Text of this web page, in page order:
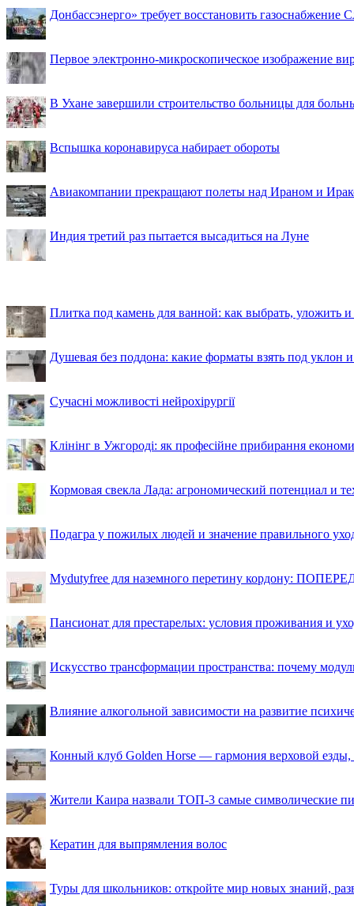
Донбассэнерго» требует восстановить газоснабжение
Первое электронно-микроскопическое изображение
В Ухане завершили строительство больницы для
Вспышка коронавируса набирает обороты
Авиакомпании прекращают полеты над Ираном и
Индия третий раз пытается высадиться на Луне
Плитка под камень для ванной: как выбрать, уложить
Душевая без поддона: какие форматы взять под уклон
Сучасні можливості нейрохірургії
Клінінг в Ужгороді: як професійне прибирання
Кормовая свекла Лада: агрономический потенциал и
Подагра у пожилых людей и значение правильного
Mydutyfree для наземного перетину кордону:
Пансионат для престарелых: условия проживания и
Искусство трансформации пространства: почему
Влияние алкогольной зависимости на развитие
Конный клуб Golden Horse — гармония верховой езды,
Жители Каира назвали ТОП-3 самые символические
Кератин для выпрямления волос
Туры для школьников: откройте мир новых знаний,